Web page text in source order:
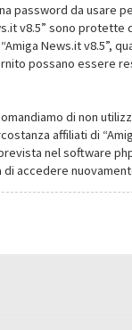
da usare
v8.5” sono
News.it v8.5”,
possano
di non
affiliati di
nel software
accedere